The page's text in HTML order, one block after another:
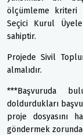
ölçümleme kriteri
Seçici Kurul
sahiptir.
Projede Sivil
almalıdır.
***Başvuruda
doldurdukları
proje dosyasını
göndermek